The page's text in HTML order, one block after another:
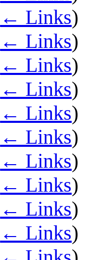
← Links)
← Links)
← Links)
← Links)
← Links)
← Links)
← Links)
← Links)
← Links)
← Links)